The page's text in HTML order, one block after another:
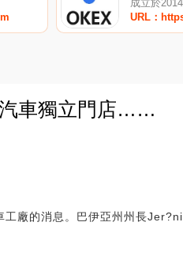
成立於
URL：
汽車獨立門店……
工廠的消息。巴伊亞州州長